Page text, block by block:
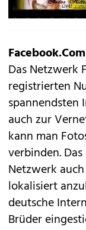
Facebook.Com
Das Netzwerk
registrierten
spannendsten
auch zur
kann man
verbinden.
Netzwerk
lokalisiert
deutsche
Brüder